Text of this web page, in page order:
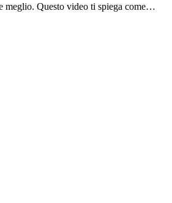
meglio. Questo video ti spiega come…